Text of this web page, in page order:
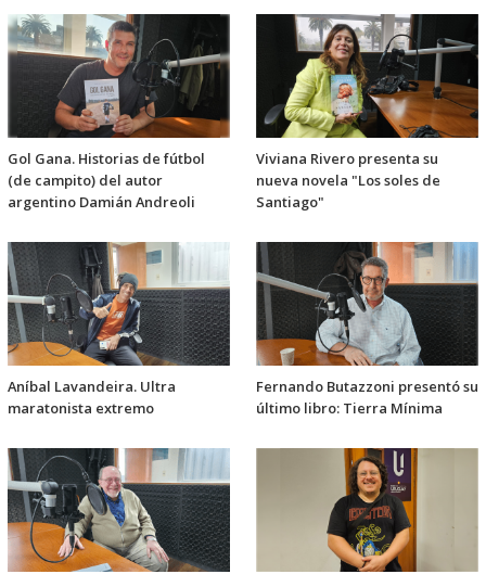
Gol Gana. Historias de fútbol
(de campito) del autor
argentino Damián Andreoli
Viviana Rivero presenta su
nueva novela "Los soles de
Santiago"
Aníbal Lavandeira. Ultra
maratonista extremo
Fernando Butazzoni presentó su
último libro: Tierra Mínima